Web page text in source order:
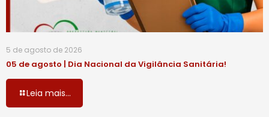
5 de agosto de 2026
05 de agosto | Dia Nacional da Vigilância Sanitária!
Leia mais...